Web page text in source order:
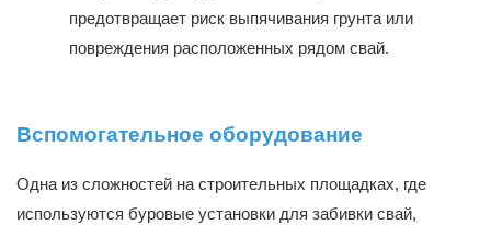
предотвращает риск выпячивания грунта или
повреждения расположенных рядом свай.
Вспомогательное оборудование
Одна из сложностей на строительных площадках, где
используются буровые установки для забивки свай,